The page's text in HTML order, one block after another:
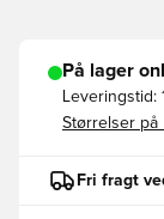
På lager
Leveringstid:
Størrelser på
Fri fragt